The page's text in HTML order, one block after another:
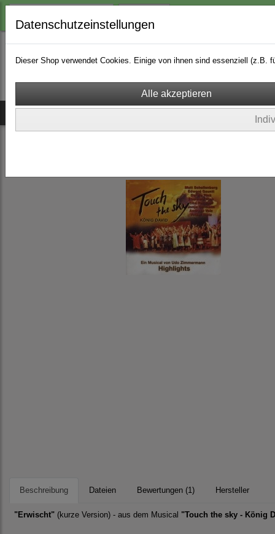
Beschreibung Dateien Bewertungen (1) Hersteller
"Erwischt" (kurze Version) - aus dem Musical "Touch the sky - König
Datenschutzeinstellungen
Dieser Shop verwendet Cookies. Einige von ihnen sind essenziell (z.B.